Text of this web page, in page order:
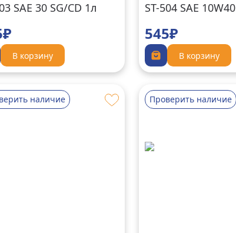
SAE 30 SG/CD 1л
В корзину
ST-504 SAE
545₽
В корзину
наличие Проверить наличие